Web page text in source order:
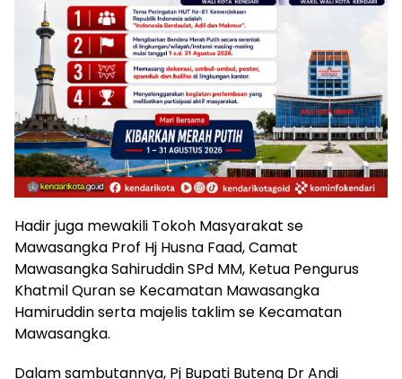
Hadir juga mewakili Tokoh Masyarakat se
Mawasangka Prof Hj Husna Faad, Camat
Mawasangka Sahiruddin SPd MM, Ketua Pengurus
Khatmil Quran se Kecamatan Mawasangka
Hamiruddin serta majelis taklim se Kecamatan
Mawasangka.
Dalam sambutannya, Pj Bupati Buteng Dr Andi